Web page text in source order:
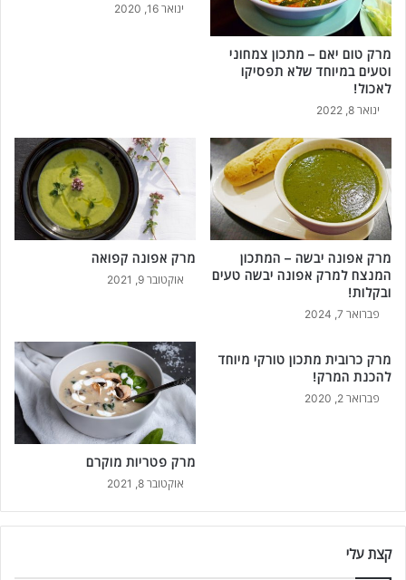
מרק טום יאם – מתכון צמחוני
וטעים במיוחד שלא תפסיקו
לאכול!
ינואר 8, 2022
ינואר 16, 2020
מרק אפונה יבשה – המתכון
המנצח למרק אפונה יבשה טעים
ובקלות!
פברואר 7, 2024
מרק אפונה קפואה
אוקטובר 9, 2021
מרק כרובית מתכון טורקי מיוחד
להכנת המרק!
פברואר 2, 2020
מרק פטריות מוקרם
אוקטובר 8, 2021
קצת עלי